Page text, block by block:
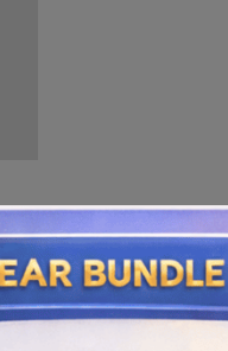
Similar logos